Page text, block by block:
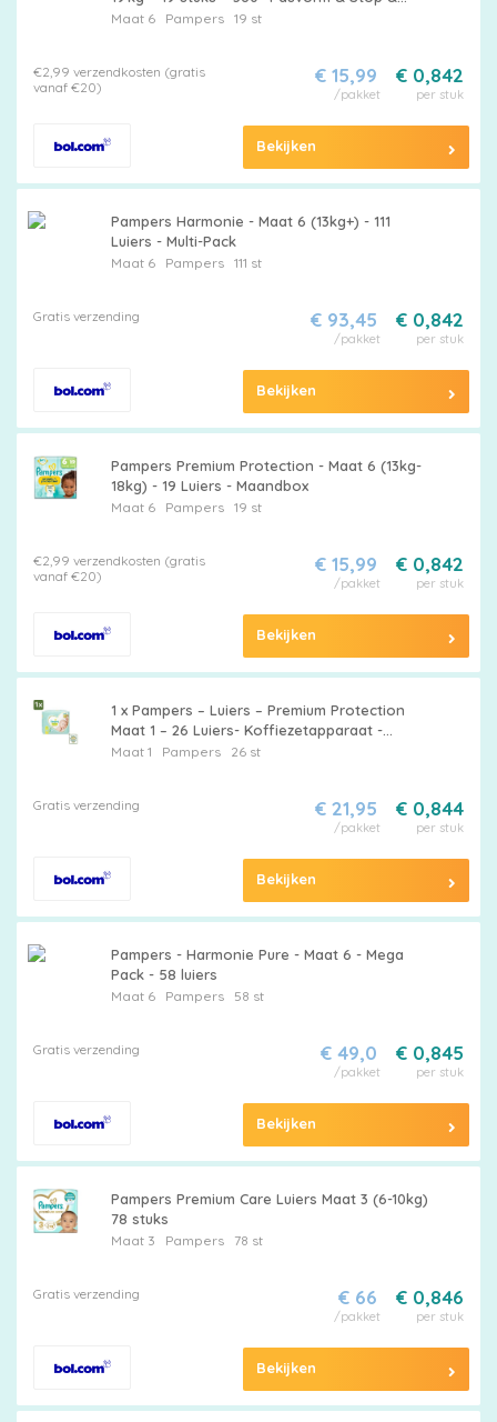
Protect
Maat 6 Pampers19 st
€2,99 verzendkosten (gratis
vanaf €20)
€ 0,842
per stuk
€ 15,99
/pakket
Bekijken
Pampers Harmonie - Maat 6 (13kg+) - 111
Luiers - Multi-Pack
Maat 6 Pampers111 st
Gratis verzending € 0,842
per stuk
€ 93,45
/pakket
Bekijken
Pampers Premium Protection - Maat 6 (13kg-
18kg) - 19 Luiers - Maandbox
Maat 6 Pampers19 st
€2,99 verzendkosten (gratis
vanaf €20)
€ 0,842
per stuk
€ 15,99
/pakket
Bekijken
1 x Pampers – Luiers – Premium Protection
Maat 1 – 26 Luiers- Koffiezetapparaat -
Koffiezetapparaat - Koffiezetapparaat
Maat 1 Pampers26 st
Gratis verzending € 0,844
per stuk
€ 21,95
/pakket
Bekijken
Pampers - Harmonie Pure - Maat 6 - Mega
Pack - 58 luiers
Maat 6 Pampers58 st
Gratis verzending € 0,845
per stuk
€ 49,0
/pakket
Bekijken
Pampers Premium Care Luiers Maat 3 (6-10kg)
78 stuks
Maat 3 Pampers78 st
Gratis verzending € 0,846
per stuk
€ 66
/pakket
Bekijken